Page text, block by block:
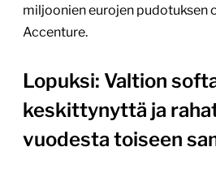
miljoonien eurojen pudotuksen
Accenture.
Lopuksi: Valtion
keskittynyttä ja
vuodesta toiseen